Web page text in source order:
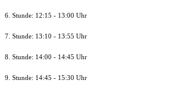
6. Stunde: 12:15 - 13:00 Uhr
7. Stunde: 13:10 - 13:55 Uhr
8. Stunde: 14:00 - 14:45 Uhr
9. Stunde: 14:45 - 15:30 Uhr